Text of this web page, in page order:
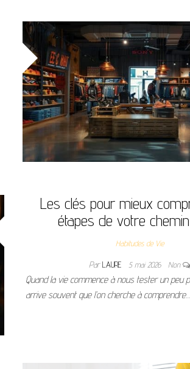
Les clés pour mieux
étapes de votre
Habitudes de Vie
ParLAURE 5 mai 2026 Non
Quand la vie commence à nous tester un peu
arrive souvent que l’on cherche à comprendre…